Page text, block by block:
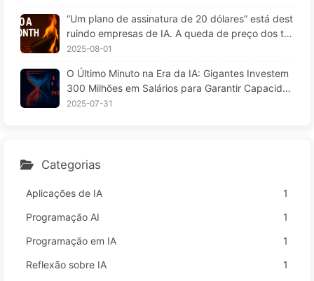
“Um plano de assinatura de 20 dólares” está dest
ruindo empresas de IA. A queda de preço dos to
kens é uma ilusão; o que realmente custa caro na
e 164
2025-08-01
O Último Minuto na Era da IA: Gigantes Investem
300 Milhões em Salários para Garantir Capacida
de de Cálculo, Usufruindo do seu Tempo Livre pa
2025-07-31
Categorias
Aplicações de IA
1
Programação AI
1
Programação em IA
1
Reflexão sobre IA
1